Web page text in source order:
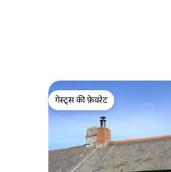
गेस्ट्स की फ़ेवरेट
गेस्ट्स की फ़ेवरेट